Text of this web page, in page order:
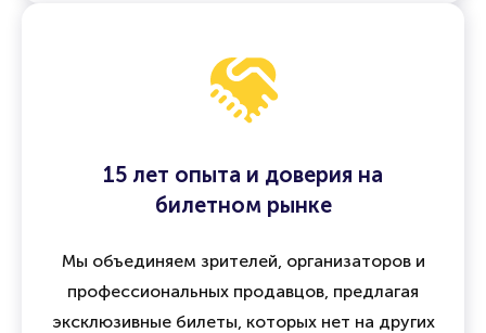
15 лет опыта и доверия на
билетном рынке
Мы объединяем зрителей, организаторов и
профессиональных продавцов, предлагая
эксклюзивные билеты, которых нет на других